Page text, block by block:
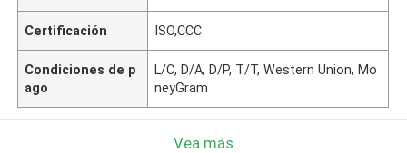
Certificación ISO,CCC
Condiciones de p
ago
L/C, D/A, D/P, T/T, Western Union, Mo
neyGram
Vea más